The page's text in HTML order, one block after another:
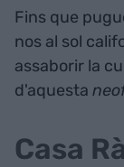
Fins que
nos al sol
assaborir la
d'aquesta
Casa